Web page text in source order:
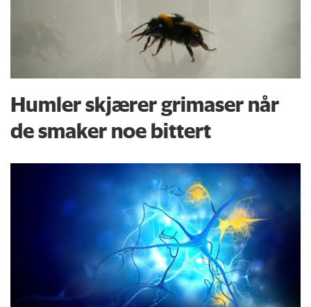
Humler skjærer grimaser når
de smaker noe bittert